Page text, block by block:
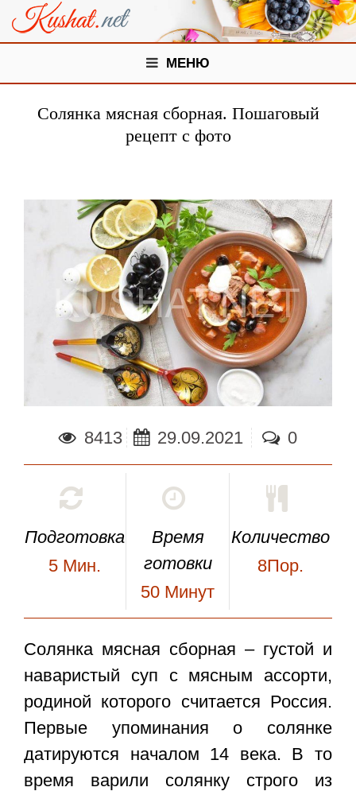
МЕНЮ
Солянка мясная сборная. Пошаговый
рецепт с фото
8413 29.09.2021 0
Подготовка
5 Мин.
Время
готовки
50 Минут
Количество
8Пор.
Солянка мясная сборная – густой и
наваристый суп с мясным ассорти,
родиной которого считается Россия.
Первые упоминания о солянке
датируются началом 14 века. В то
время варили солянку строго из